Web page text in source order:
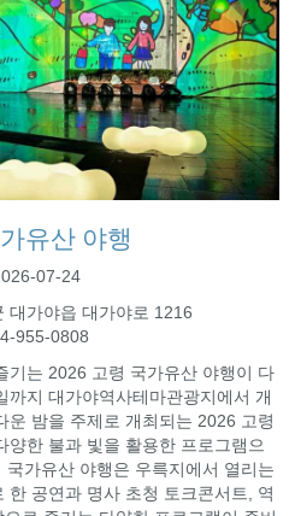
유산 야행
07-24
대가야읍 대가야로 1216
955-0808
기는 2026 고령 국가유산 야행이 다
지 대가야역사테마관광지에서 개
운 밤을 주제로 개최되는 2026 고령
양한 불과 빛을 활용한 프로그램으
가유산 야행은 우륵지에서 열리는
한 공연과 명사 초청 토크콘서트, 역